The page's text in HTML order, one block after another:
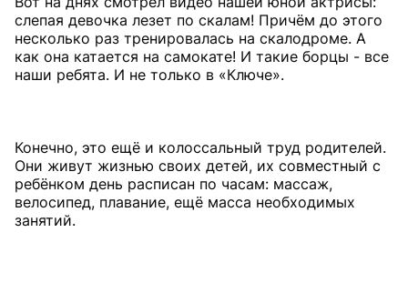
слепая девочка лезет по скалам! Причём до этого
несколько раз тренировалась на скалодроме. А
как она катается на самокате! И такие борцы - все
наши ребята. И не только в «Ключе».
Конечно, это ещё и колоссальный труд родителей.
Они живут жизнью своих детей, их совместный с
ребёнком день расписан по часам: массаж,
велосипед, плавание, ещё масса необходимых
занятий.